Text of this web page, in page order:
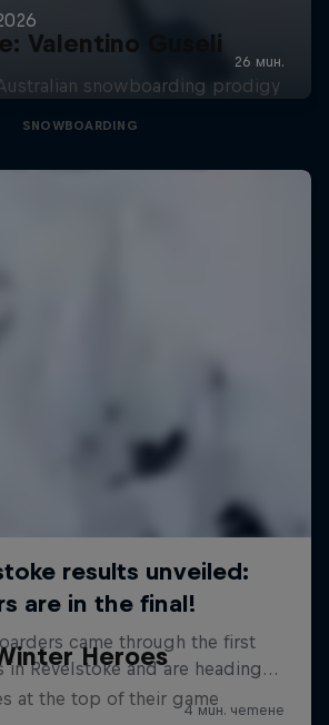
Valentino Guseli
snowboarding prodigy
SNOWBOARDING
Heroes
at the top of their game